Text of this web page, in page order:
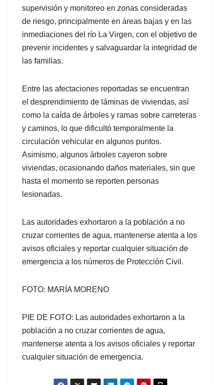
supervisión y monitoreo en zonas consideradas
de riesgo, principalmente en áreas bajas y en las
inmediaciones del río La Virgen, con el objetivo de
prevenir incidentes y salvaguardar la integridad de
las familias.
Entre las afectaciones reportadas se encuentran
el desprendimiento de láminas de viviendas, así
como la caída de árboles y ramas sobre carreteras
y caminos, lo que dificultó temporalmente la
circulación vehicular en algunos puntos.
Asimismo, algunos árboles cayeron sobre
viviendas, ocasionando daños materiales, sin que
hasta el momento se reporten personas
lesionadas.
Las autoridades exhortaron a la población a no
cruzar corrientes de agua, mantenerse atenta a los
avisos oficiales y reportar cualquier situación de
emergencia a los números de Protección Civil.
FOTO: MARÍA MORENO
PIE DE FOTO: Las autoridades exhortaron a la
población a no cruzar corrientes de agua,
mantenerse atenta a los avisos oficiales y reportar
cualquier situación de emergencia.